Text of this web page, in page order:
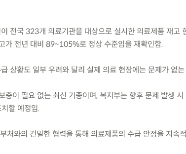
전국 323개 의료기관을 대상으로 실시한 의료제품 재고
가 전년 대비 89~105%로 정상 수준임을 재확인함.
상황도 일부 우려와 달리 실제 의료 현장에는 문제가 없는
이 필요 없는 최신 기종이며, 복지부는 향후 문제 발생 시
할 예정임.
처와의 긴밀한 협력을 통해 의료제품의 수급 안정을 지속